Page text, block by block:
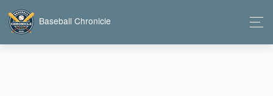
Baseball Chronicle